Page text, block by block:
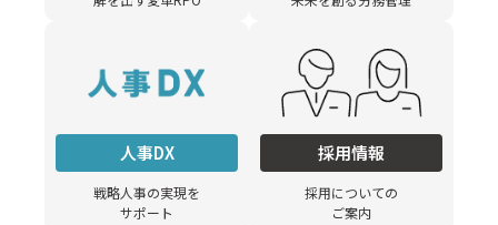
人事DX
戦略人事の実現を
サポート
採用情報
採用についての
ご案内
2年目の具体的な取組みと成果を教えてください。
情報発信設計で設定した「多種多様な社員がいて、仕事
の幅が広いこと」を伝えるために他部署の社員に協力を
求め、WEBページでは先輩社員の紹介人数を増やし、営
業職、企画職等、幅広い職種を紹介しました。社員懇談